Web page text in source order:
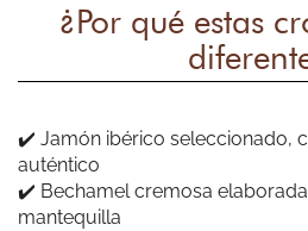
Juan Carlos Garcia
Croquetas espectaculares,
amables en el trato, de 10 *.
¿Por qué estas
✔️ Jamón ibérico seleccionado,
auténtico
✔️ Bechamel cremosa
mantequilla